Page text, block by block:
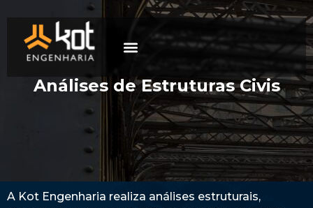
Análises de Estruturas Civis
A Kot Engenharia realiza análises estruturais,